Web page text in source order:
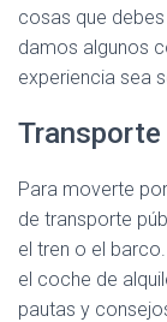
cosas que
damos algunos
experiencia sea
Transporte
Para moverte
de transporte
el tren o el
el coche de
pautas y